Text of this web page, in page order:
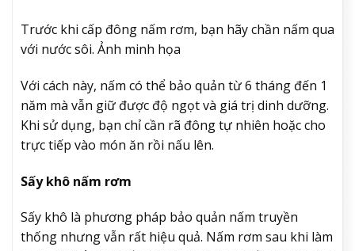
Trước khi cấp đông nấm rơm, bạn hãy chần nấm qua
với nước sôi. Ảnh minh họa
Với cách này, nấm có thể bảo quản từ 6 tháng đến 1
năm mà vẫn giữ được độ ngọt và giá trị dinh dưỡng.
Khi sử dụng, bạn chỉ cần rã đông tự nhiên hoặc cho
trực tiếp vào món ăn rồi nấu lên.
Sấy khô nấm rơm
Sấy khô là phương pháp bảo quản nấm truyền
thống nhưng vẫn rất hiệu quả. Nấm rơm sau khi làm